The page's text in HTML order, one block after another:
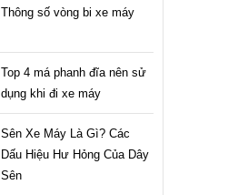
Thông số vòng bi xe máy
Top 4 má phanh đĩa nên sử
dụng khi đi xe máy
Sên Xe Máy Là Gì? Các
Dấu Hiệu Hư Hỏng Của Dây
Sên